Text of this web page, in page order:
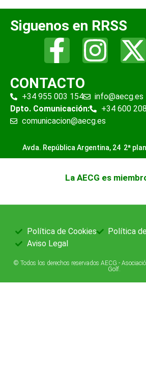
Siguenos en RRSS
CONTACTO
+34 955 003 154
info@aecg.es
Dpto. Comunicación:
+34 600
comunicacion@aecg.es
Avda. República Argentina, 24 2ª
La AECG es
© Todos los derechos reservados AECG -
Golf.
Política de Cookies
Política
Aviso Legal